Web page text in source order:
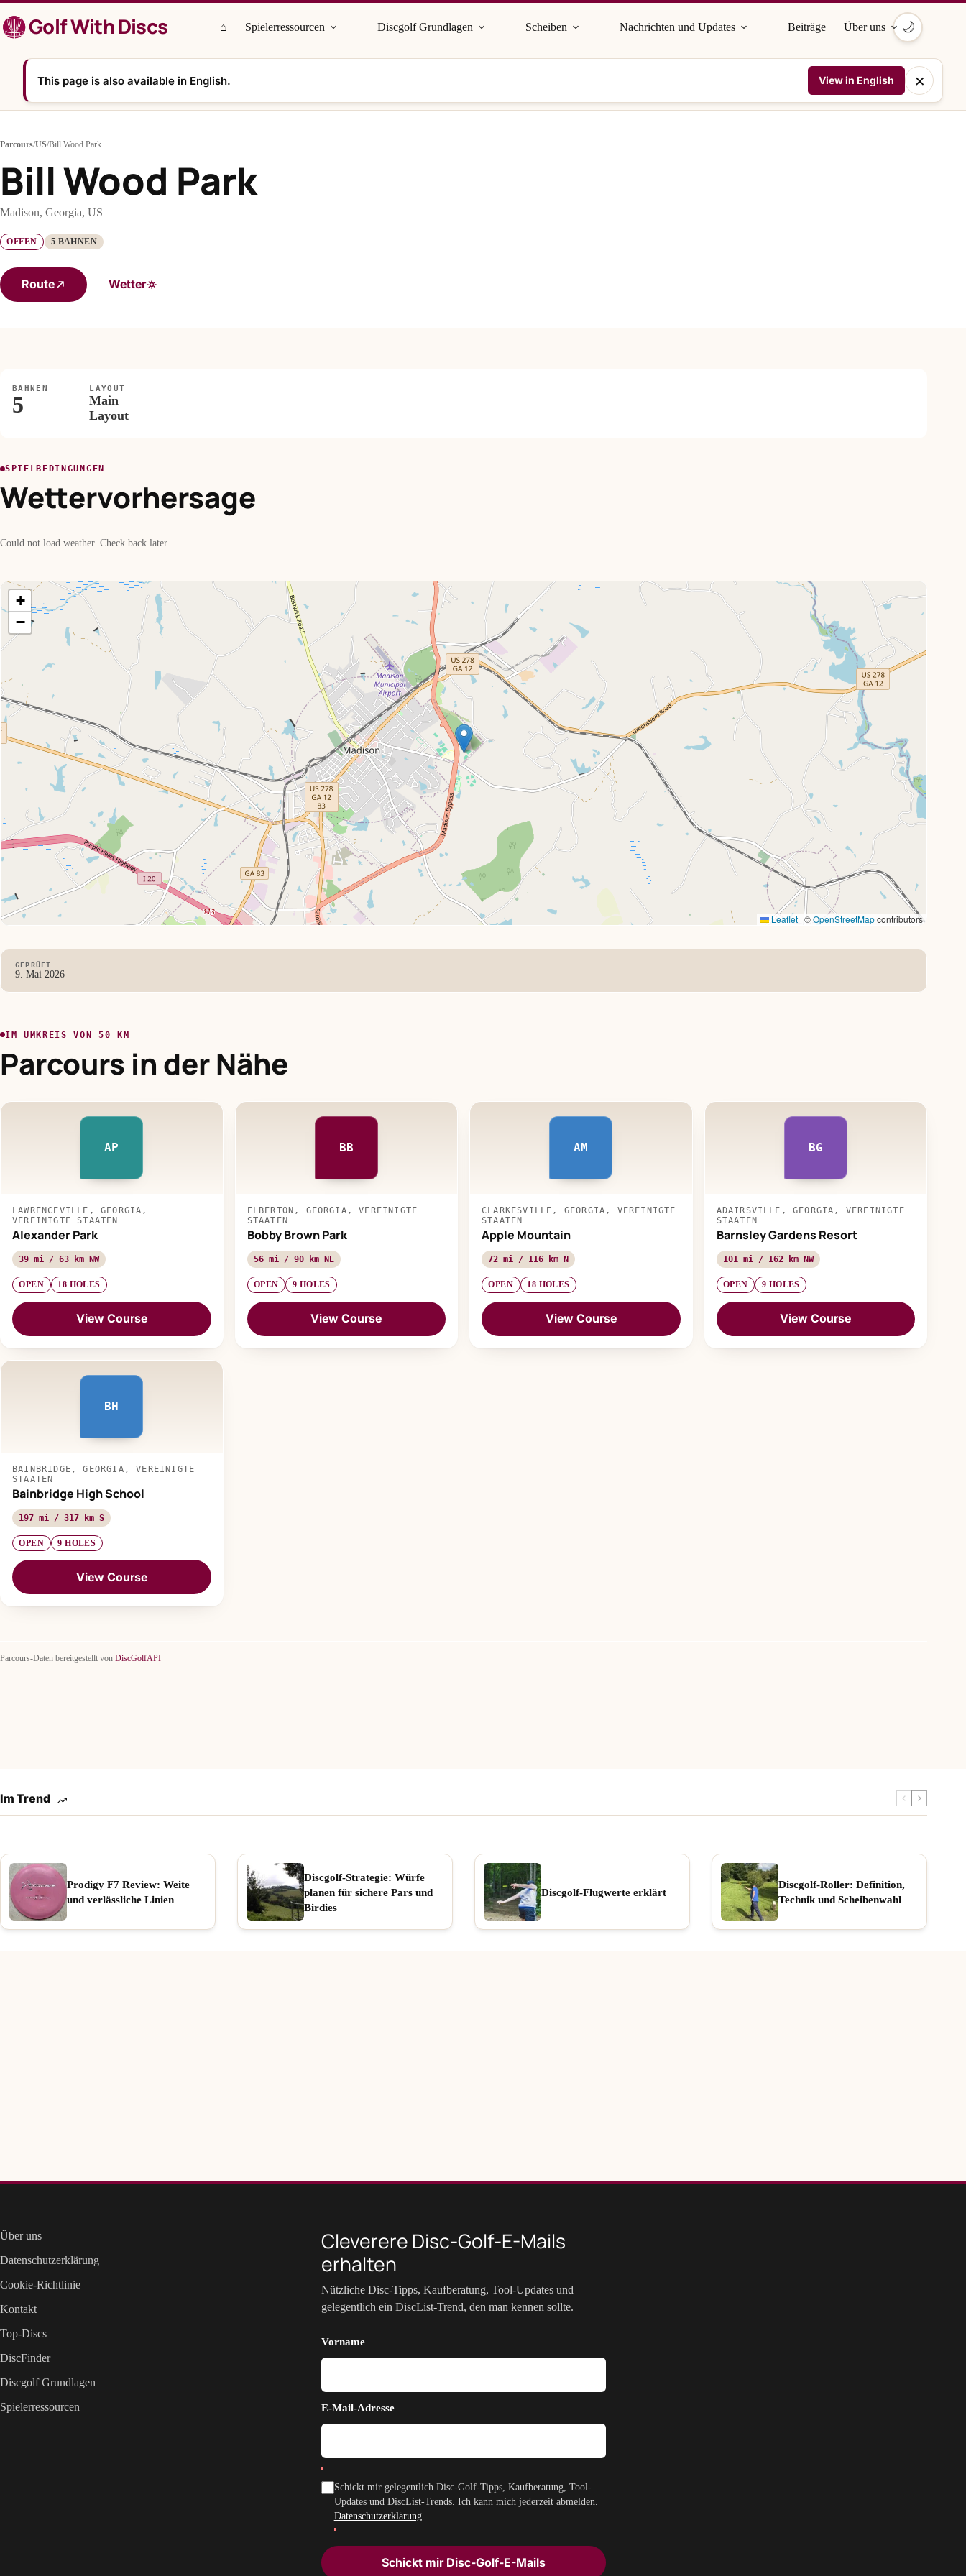
Inhalt
springenGolf With Discs ⌂ Spielerressourcen Discgolf Grundlagen Scheiben Nachrichten und Updates Beiträge Über uns 🌙
This page is also available in English. View in English ×
Parcours/US/Bill Wood Park
Bill Wood Park
Madison, Georgia, US
OFFEN 5 BAHNEN
Route Wetter
BAHNEN
5
LAYOUT
Main
Layout
SPIELBEDINGUNGEN
Wettervorhersage
Could not load weather. Check back later.
+
−
Leaflet | ©OpenStreetMapcontributors
GEPRÜFT
9. Mai 2026
IM UMKREIS VON 50 KM
Parcours in der Nähe
AP
LAWRENCEVILLE, GEORGIA,
VEREINIGTE STAATEN
Alexander Park
39 mi / 63 km NW
OPEN 18 HOLES
View Course
BB
ELBERTON, GEORGIA, VEREINIGTE
STAATEN
Bobby Brown Park
56 mi / 90 km NE
OPEN 9 HOLES
View Course
AM
CLARKESVILLE, GEORGIA, VEREINIGTE
STAATEN
Apple Mountain
72 mi / 116 km N
OPEN 18 HOLES
View Course
BG
ADAIRSVILLE, GEORGIA, VEREINIGTE
STAATEN
Barnsley Gardens Resort
101 mi / 162 km NW
OPEN 9 HOLES
View Course
BH
BAINBRIDGE, GEORGIA, VEREINIGTE
STAATEN
Bainbridge High School
197 mi / 317 km S
OPEN 9 HOLES
View Course
Parcours-Daten bereitgestellt von DiscGolfAPI
Im Trend
Prodigy F7 Review: Weite
und verlässliche Linien
Discgolf-Strategie: Würfe
planen für sichere Pars und
Birdies
Discgolf-Flugwerte erklärt
Discgolf-Roller: Definition,
Technik und Scheibenwahl
Über uns
Datenschutzerklärung
Cookie-Richtlinie
Kontakt
Top-Discs
DiscFinder
Discgolf Grundlagen
Spielerressourcen
Cleverere Disc-Golf-E-Mails
erhalten
Nützliche Disc-Tipps, Kaufberatung, Tool-Updates und
gelegentlich ein DiscList-Trend, den man kennen sollte.
Vorname
E-Mail-Adresse
Schickt mir gelegentlich Disc-Golf-Tipps, Kaufberatung, Tool-
Updates und DiscList-Trends. Ich kann mich jederzeit abmelden.
Datenschutzerklärung
Schickt mir Disc-Golf-E-Mails